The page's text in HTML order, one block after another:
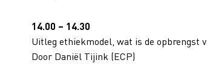
14.00 – 14.30
Uitleg ethiekmodel, wat is de opbrengst
Door Daniël Tijink (ECP)